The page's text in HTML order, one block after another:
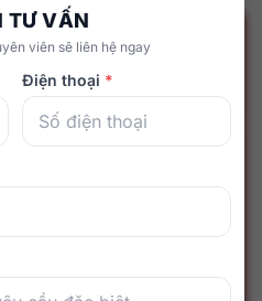
TƯ VẤN
viên sẽ liên hệ ngay
Điện thoại *